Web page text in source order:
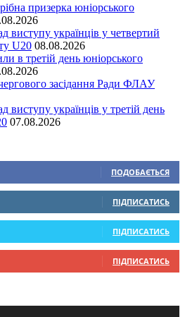
призерка юніорського
виступу українців у четвертий
U20 08.08.2026
в третій день юніорського
засідання Ради ФЛАУ
виступу українців у третій день
07.08.2026
ПОДОБАЄТЬСЯ
ПІДПИСАТИСЬ
ПІДПИСАТИСЬ
ПІДПИСАТИСЬ